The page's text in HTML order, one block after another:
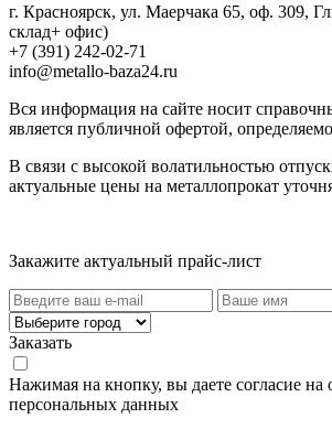
г. Красноярск, ул. Маерчака 65, оф. 309,
склад+ офис)
+7 (391) 242-02-71
info@metallo-baza24.ru
Вся информация на сайте носит
является публичной офертой,
В связи с высокой волатильностью
актуальные цены на металлопрокат
Закажите актуальный прайс-лист
Заказать
Нажимая на кнопку, вы даете согласие на
персональных данных